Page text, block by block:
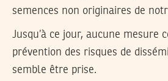
semences non originaires de
Jusqu’à ce jour, aucune mesure
prévention des risques de
semble être prise.